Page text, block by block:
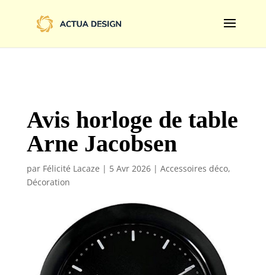
family=Limelight&display=swap');
Avis horloge de table
Arne Jacobsen
par Félicité Lacaze | 5 Avr 2026| Accessoires déco,
Décoration